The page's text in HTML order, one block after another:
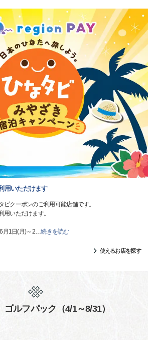
用いただけます
クーポンのご利用可能店舗です。
用いただけます。
月1日(月)～2…続きを読む
使えるお店を探す
ゴルフパック（4/1～8/31）